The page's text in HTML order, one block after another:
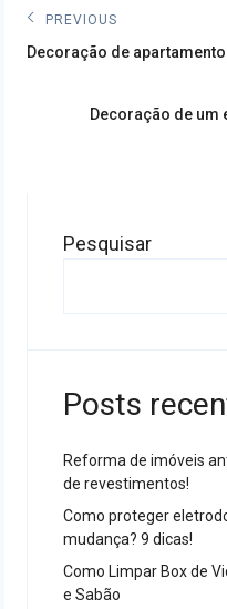
Navegação
de
PREVIOUS
Previous
Decoração de
Next
Decoração de
Pesquisar
Posts
Reforma de imóveis
de revestimentos!
Como proteger
mudança? 9 dicas!
Como Limpar Box de
e Sabão